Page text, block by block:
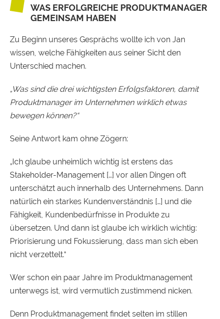
WAS ERFOLGREICHE PRODUKTMANAGER
GEMEINSAM HABEN
Zu Beginn unseres Gesprächs wollte ich von Jan
wissen, welche Fähigkeiten aus seiner Sicht den
Unterschied machen.
„Was sind die drei wichtigsten Erfolgsfaktoren, damit
Produktmanager im Unternehmen wirklich etwas
bewegen können?“
Seine Antwort kam ohne Zögern:
„Ich glaube unheimlich wichtig ist erstens das
Stakeholder-Management […] vor allen Dingen oft
unterschätzt auch innerhalb des Unternehmens. Dann
natürlich ein starkes Kundenverständnis […] und die
Fähigkeit, Kundenbedürfnisse in Produkte zu
übersetzen. Und dann ist glaube ich wirklich wichtig:
Priorisierung und Fokussierung, dass man sich eben
nicht verzettelt.“
Wer schon ein paar Jahre im Produktmanagement
unterwegs ist, wird vermutlich zustimmend nicken.
Denn Produktmanagement findet selten im stillen